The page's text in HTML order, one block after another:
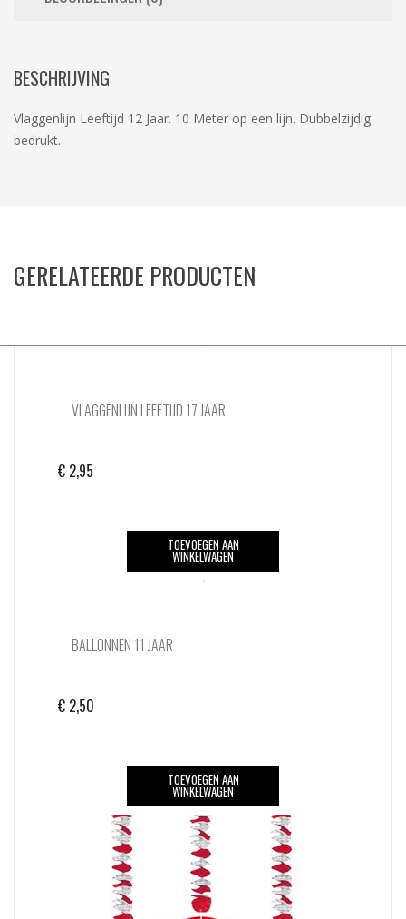
BESCHRIJVING
Vlaggenlijn Leeftijd 12 Jaar. 10 Meter op een lijn. Dubbelzijdig
bedrukt.
GERELATEERDE PRODUCTEN
VLAGGENLIJN LEEFTIJD 17 JAAR
€ 2,95
TOEVOEGEN AAN
WINKELWAGEN
BALLONNEN 11 JAAR
€ 2,50
TOEVOEGEN AAN
WINKELWAGEN